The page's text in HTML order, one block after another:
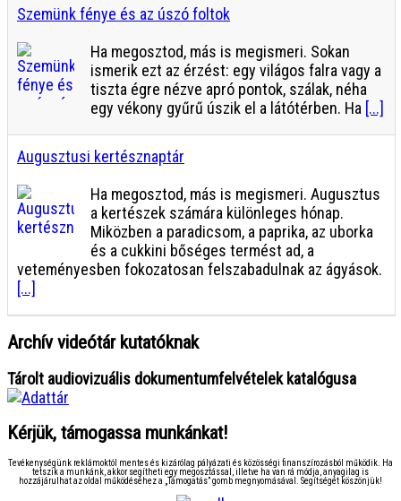
Szemünk fénye és az úszó foltok
Ha megosztod, más is megismeri. Sokan
ismerik ezt az érzést: egy világos falra vagy a
tiszta égre nézve apró pontok, szálak, néha
egy vékony gyűrű úszik el a látótérben. Ha [...]
Augusztusi kertésznaptár
Ha megosztod, más is megismeri. Augusztus
a kertészek számára különleges hónap.
Miközben a paradicsom, a paprika, az uborka
és a cukkini bőséges termést ad, a
veteményesben fokozatosan felszabadulnak az ágyások.
[...]
Archív videótár kutatóknak
Tárolt audiovizuális dokumentumfelvételek katalógusa
Kérjük, támogassa munkánkat!
Tevékenységünk reklámoktól mentes és kizárólag pályázati és közösségi finanszírozásból működik. Ha
tetszik a munkánk, akkor segítheti egy megosztással, illetve ha van rá módja, anyagilag is
hozzájárulhat az oldal működéséhez a „Támogatás” gomb megnyomásával. Segítségét köszönjük!